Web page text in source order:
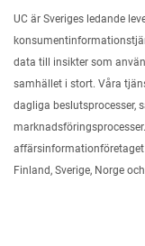
UC är Sveriges ledande
data till insikter som
samhället i stort. Våra
dagliga beslutsprocesser,
affärsinformationföretaget
Finland, Sverige, Norge